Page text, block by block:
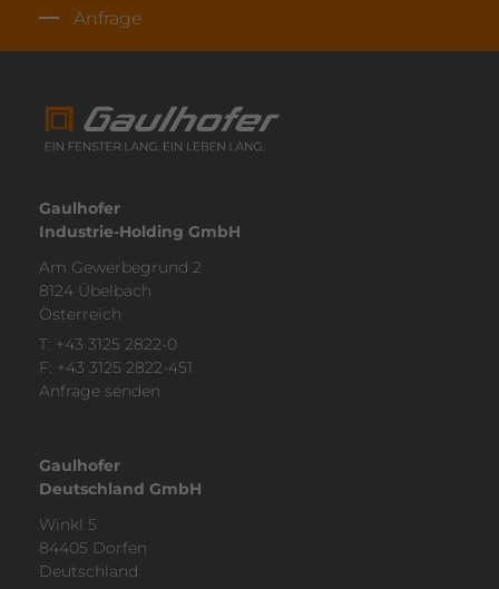
Anfrage
Gaulhofer
Industrie-Holding GmbH
Am Gewer­be­grund 2
8124 Übelbach
Öster­reich
T: +43 3125 2822-0
F: +43 3125 2822-451
Anfrage senden
Gaulhofer
Deutschland GmbH
Winkl 5
84405 Dorfen
Deutsch­land